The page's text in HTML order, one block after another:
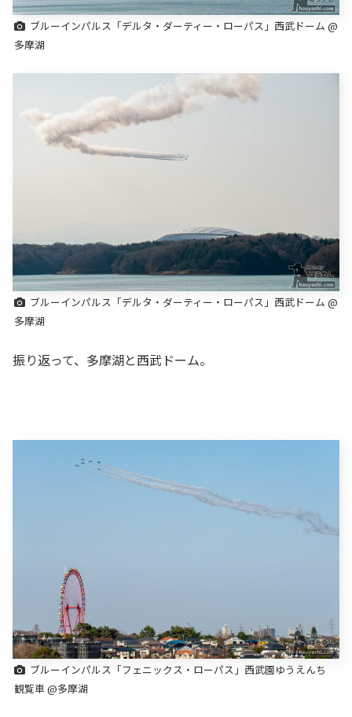
ブルーインパルス「デルタ・ダーティー・ローパス」西武ドーム @
多摩湖
ブルーインパルス「デルタ・ダーティー・ローパス」西武ドーム @
多摩湖
振り返って、多摩湖と西武ドーム。
ブルーインパルス「フェニックス・ローパス」西武園ゆうえんち
観覧車 @多摩湖